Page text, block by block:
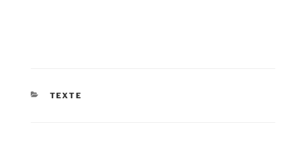
KATEGORIEN
TEXTE